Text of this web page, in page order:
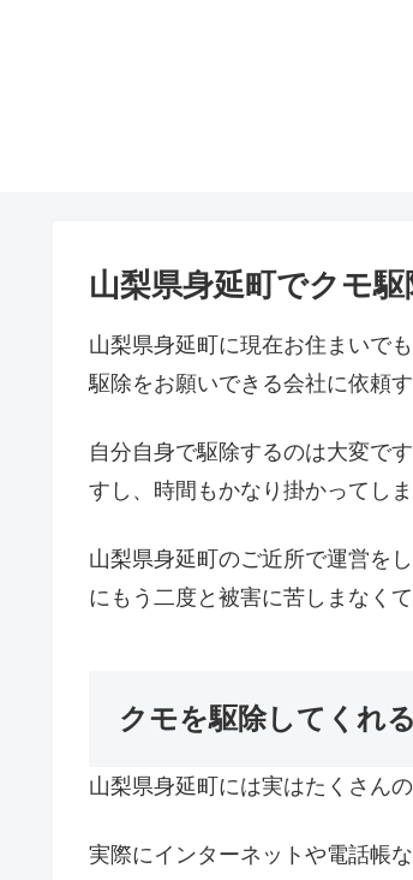
山梨県身延町でクモ
山梨県身延町に現在お住まいで
駆除をお願いできる会社に依頼
自分自身で駆除するのは大変で
すし、時間もかなり掛かってしま
山梨県身延町のご近所で運営を
にもう二度と被害に苦しまなく
クモを駆除してくれ
山梨県身延町には実はたくさん
実際にインターネットや電話帳